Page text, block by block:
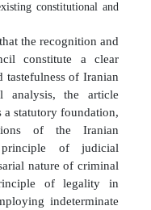
constitutional and
the recognition and
constitute a clear
tastefulness of Iranian
analysis, the article
a statutory foundation,
of the Iranian
principle of judicial
nature of criminal
of legality in
indeterminate